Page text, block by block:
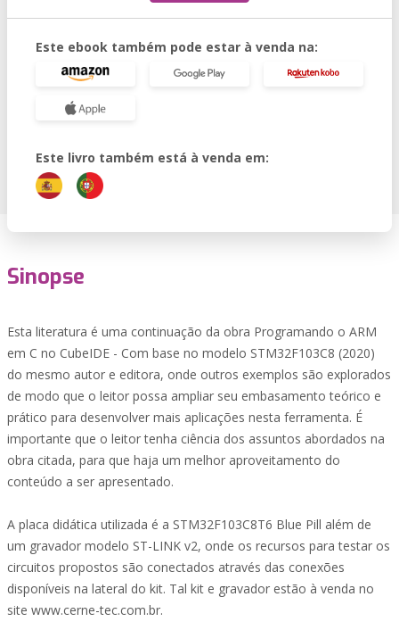
Este ebook também pode estar à venda na:
Este livro também está à venda em:
Sinopse
Esta literatura é uma continuação da obra Programando o ARM
em C no CubeIDE - Com base no modelo STM32F103C8 (2020)
do mesmo autor e editora, onde outros exemplos são explorados
de modo que o leitor possa ampliar seu embasamento teórico e
prático para desenvolver mais aplicações nesta ferramenta. É
importante que o leitor tenha ciência dos assuntos abordados na
obra citada, para que haja um melhor aproveitamento do
conteúdo a ser apresentado.
A placa didática utilizada é a STM32F103C8T6 Blue Pill além de
um gravador modelo ST-LINK v2, onde os recursos para testar os
circuitos propostos são conectados através das conexões
disponíveis na lateral do kit. Tal kit e gravador estão à venda no
site www.cerne-tec.com.br.